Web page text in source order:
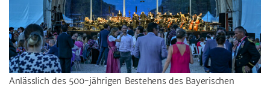
Anlässlich des 500-jährigen Bestehens des Bayerischen